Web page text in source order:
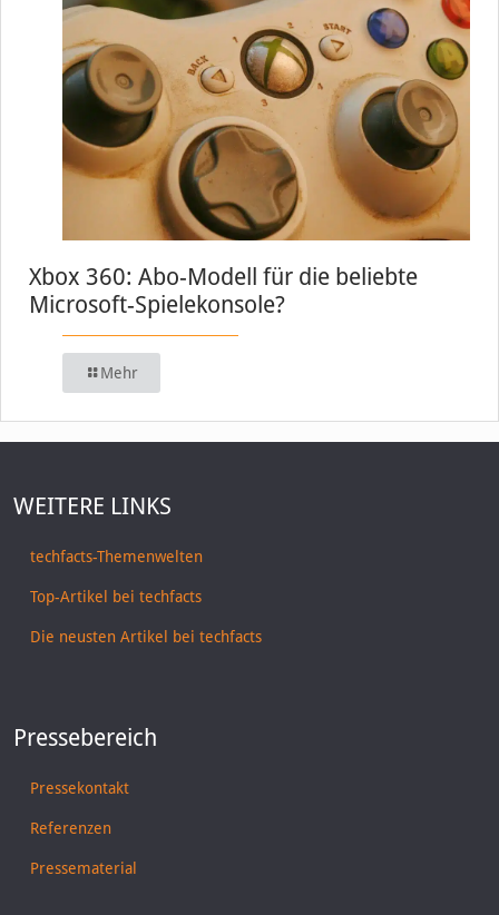
Xbox 360: Abo-Modell für die beliebte
Microsoft-Spielekonsole?
Mehr
WEITERE LINKS
techfacts-Themenwelten
Top-Artikel bei techfacts
Die neusten Artikel bei techfacts
Pressebereich
Pressekontakt
Referenzen
Pressematerial